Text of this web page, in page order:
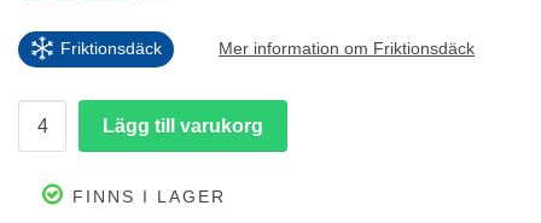
Friktionsdäck Mer information om Friktionsdäck
FINNS I LAGER